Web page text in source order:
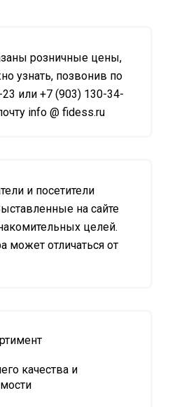
розничные цены,
узнать, позвонив по
или +7 (903) 130-34-
info @ fidess.ru
и посетители
на сайте
целей.
может отличаться от
качества и